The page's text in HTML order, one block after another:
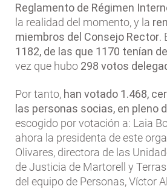
Reglamento de Régimen
la realidad del momento, y la
miembros del Consejo Rector.
1182, de las que 1170 tenían
vez que hubo 298 votos
Por tanto, han votado 1.468,
las personas socias, en pleno
escogido por votación a: Laia
ahora la presidenta de este
Olivares, directora de las
de Justicia de Martorell y
del equipo de Personas, Víctor